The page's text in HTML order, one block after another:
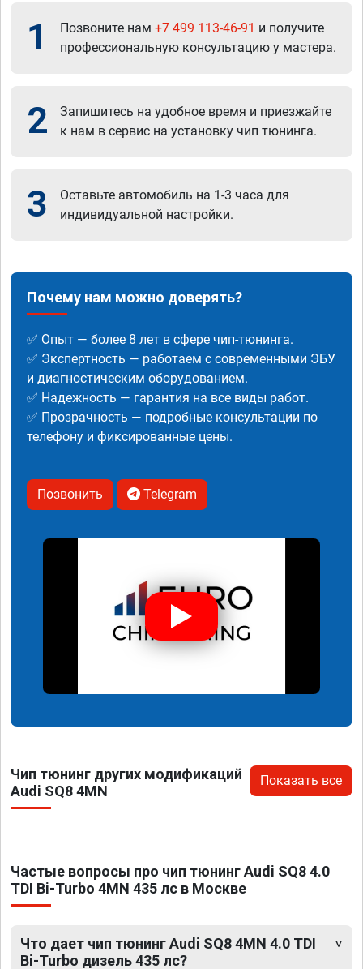
1 Позвоните нам +7 499 113-46-91 и получите
профессиональную консультацию у мастера.
2
Запишитесь на удобное время и приезжайте
к нам в сервис на установку чип тюнинга.
3
Оставьте автомобиль на 1-3 часа для
индивидуальной настройки.
Почему нам можно доверять?
✅ Опыт — более 8 лет в сфере чип-тюнинга.
✅ Экспертность — работаем с современными ЭБУ
и диагностическим оборудованием.
✅ Надежность — гарантия на все виды работ.
✅ Прозрачность — подробные консультации по
телефону и фиксированные цены.
Позвонить Telegram
Чип тюнинг других модификаций
Audi SQ8 4MN
Показать все
Частые вопросы про чип тюнинг Audi SQ8 4.0
TDI Bi-Turbo 4MN 435 лс в Москве
Что дает чип тюнинг Audi SQ8 4MN 4.0 TDI
Bi-Turbo дизель 435 лс?